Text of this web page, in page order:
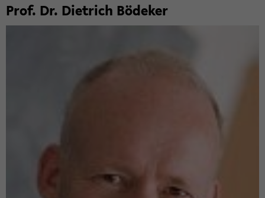
Prof. Dr. Diet­rich Bö­de­ker